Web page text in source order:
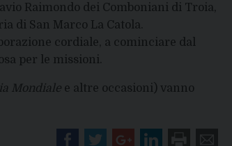
Raimondo dei Comboniani di Troia,
di San Marco La Catola.
cordiale, a cominciare dal
per le missioni.
Mondiale e altre occasioni) vanno